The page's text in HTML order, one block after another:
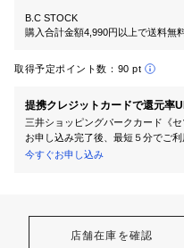
B.C STOCK
購入合計金額4,990円以上で送料無
取得予定ポイント数： 90 pt
提携クレジットカードで還元率
三井ショッピングパークカード《
お申し込み完了後、最短５分でご利
今すぐお申し込み
店舗在庫を確認